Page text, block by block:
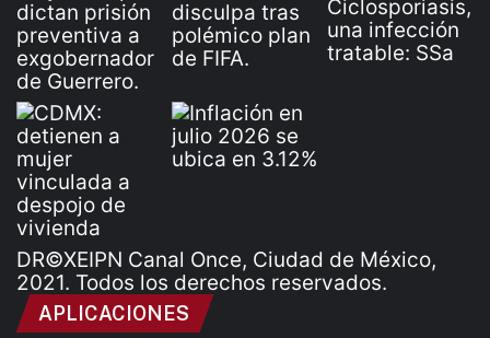
DR©XEIPN Canal Once, Ciudad de México,
2021. Todos los derechos reservados.
APLICACIONES